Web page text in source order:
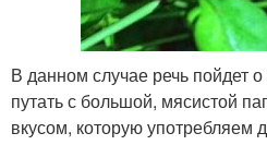
В данном случае речь пойдет
путать с большой, мясистой
вкусом, которую употребляем